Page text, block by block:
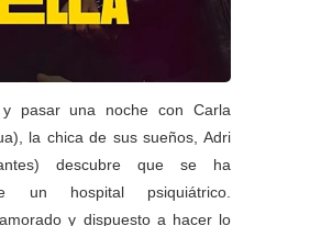
pasar una noche con Carla
la chica de sus sueños, Adri
descubre que se ha
un hospital psiquiátrico.
y dispuesto a hacer lo